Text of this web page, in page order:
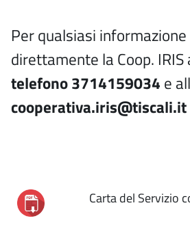
Per qualsiasi
direttamente la Coop. IRIS
telefono 3714159034 e
cooperativa.iris@tiscali.it
Carta del Servizio